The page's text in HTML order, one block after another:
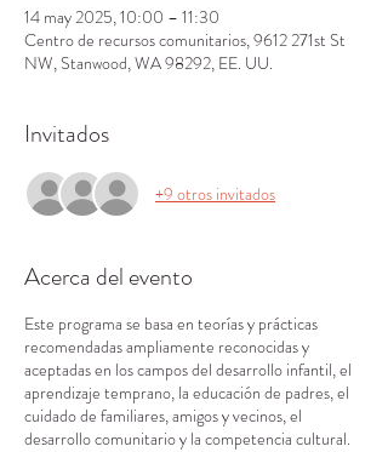
14 may 2025, 10:00 – 11:30
Centro de recursos comunitarios, 9612 271st St
NW, Stanwood, WA 98292, EE. UU.
Invitados
+9 otros invitados
Acerca del evento
Este programa se basa en teorías y prácticas
recomendadas ampliamente reconocidas y
aceptadas en los campos del desarrollo infantil, el
aprendizaje temprano, la educación de padres, el
cuidado de familiares, amigos y vecinos, el
desarrollo comunitario y la competencia cultural.